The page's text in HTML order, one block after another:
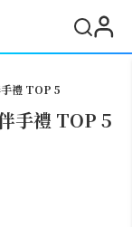
禮 TOP 5
手禮 TOP 5